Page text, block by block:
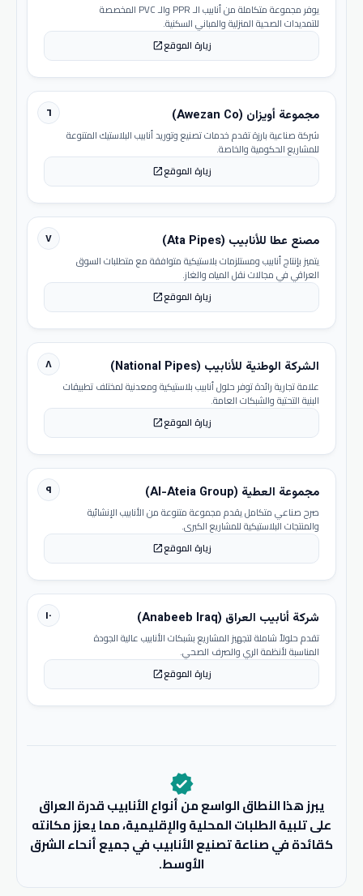
يوفر مجموعة متكاملة من أنابيب الـ PPR والـ PVC المخصصة
للتمديدات الصحية المنزلية والمباني السكنية.
زيارة الموقعopen_in_new
٦ مجموعة أويزان (Awezan Co)
شركة صناعية بارزة تقدم خدمات تصنيع وتوريد أنابيب البلاستيك المتنوعة
للمشاريع الحكومية والخاصة.
زيارة الموقعopen_in_new
٧ مصنع عطا للأنابيب (Ata Pipes)
يتميز بإنتاج أنابيب ومستلزمات بلاستيكية متوافقة مع متطلبات السوق
العراقي في مجالات نقل المياه والغاز.
زيارة الموقعopen_in_new
٨ الشركة الوطنية للأنابيب (National Pipes)
علامة تجارية رائدة توفر حلول أنابيب بلاستيكية ومعدنية لمختلف تطبيقات
البنية التحتية والشبكات العامة.
زيارة الموقعopen_in_new
٩ مجموعة العطية (Al-Ateia Group)
صرح صناعي متكامل يقدم مجموعة متنوعة من الأنابيب الإنشائية
والمنتجات البلاستيكية للمشاريع الكبرى.
زيارة الموقعopen_in_new
١٠ شركة أنابيب العراق (Anabeeb Iraq)
تقدم حلولاً شاملة لتجهيز المشاريع بشبكات الأنابيب عالية الجودة
المناسبة لأنظمة الري والصرف الصحي.
زيارة الموقعopen_in_new
verified
يبرز هذا النطاق الواسع من أنواع الأنابيب قدرة العراق
على تلبية الطلبات المحلية والإقليمية، مما يعزز مكانته
كقائدة في صناعة تصنيع الأنابيب في جميع أنحاء الشرق
الأوسط.